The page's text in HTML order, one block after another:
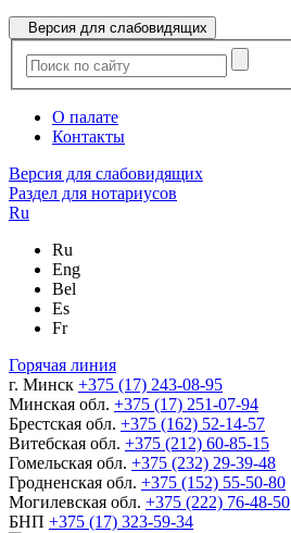
Версия для слабовидящих
О палате
Контакты
Версия для слабовидящих
Раздел для нотариусов
Ru
Ru
Eng
Bel
Es
Fr
Горячая линия
г. Минск +375 (17) 243-08-95
Минская обл. +375 (17) 251-07-94
Брестская обл. +375 (162) 52-14-57
Витебская обл. +375 (212) 60-85-15
Гомельская обл. +375 (232) 29-39-48
Гродненская обл. +375 (152) 55-50-80
Могилевская обл. +375 (222) 76-48-50
БНП +375 (17) 323-59-34